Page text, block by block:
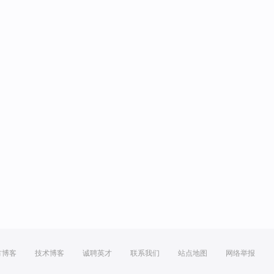
博客 技术博客 诚聘英才 联系我们 站点地图 网络举报